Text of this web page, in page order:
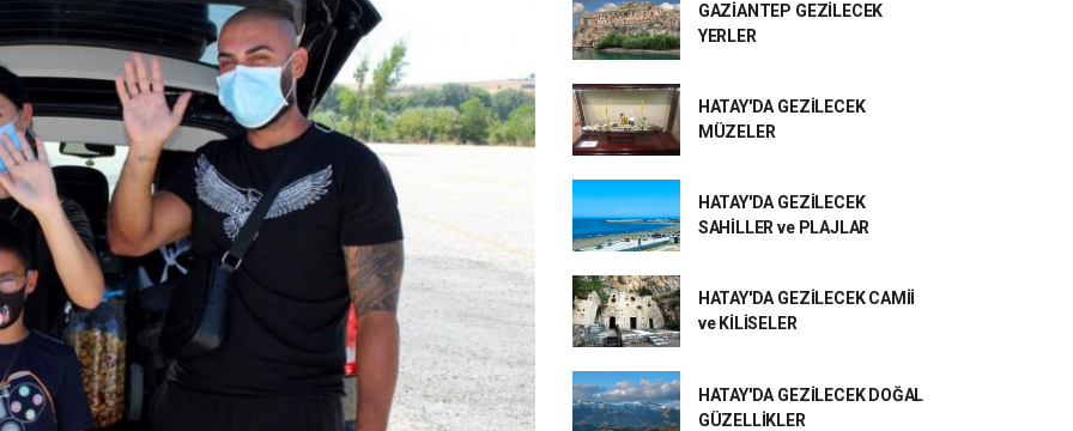
GAZİANTEP GEZİLECEK
YERLER
HATAY'DA GEZİLECEK
MÜZELER
HATAY'DA GEZİLECEK
SAHİLLER ve PLAJLAR
HATAY'DA GEZİLECEK CAMİİ
ve KİLİSELER
HATAY'DA GEZİLECEK DOĞAL
GÜZELLİKLER